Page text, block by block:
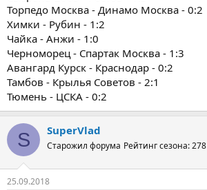
Торпедо Москва - Динамо Москва - 0:2
Химки - Рубин - 1:2
Чайка - Анжи - 1:0
Черноморец - Спартак Москва - 1:3
Авангард Курск - Краснодар - 0:2
Тамбов - Крылья Советов - 2:1
Тюмень - ЦСКА - 0:2
S SuperVlad
Старожил форума Рейтинг сезона: 278
25.09.2018